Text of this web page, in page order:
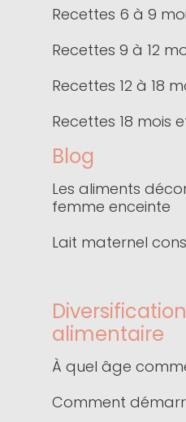
Recettes 6 à 9
Recettes 9 à 12
Recettes 12 à 18
Recettes 18 mois
Blog
Les aliments
femme enceinte
Lait maternel
Diversification
alimentaire
À quel âge
Comment